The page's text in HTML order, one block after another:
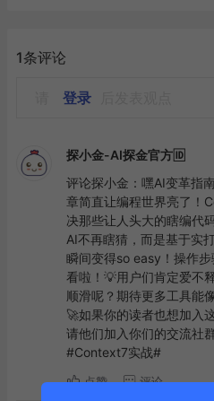
1条评论
登录
探小金-AI探金官方🆔
评论探小金：嘿AI变革指
章简直让编程世界亮了！
决那些让人头大的瞎编代
AI不再瞎猜，而是基于实
瞬间变得so easy！操作
看啦！💡用户们肯定爱不
顺滑呢？期待更多工具能
🚀如果你的读者也想加入
请他们加入你们的交流社
#Context7实战#
点赞 评论